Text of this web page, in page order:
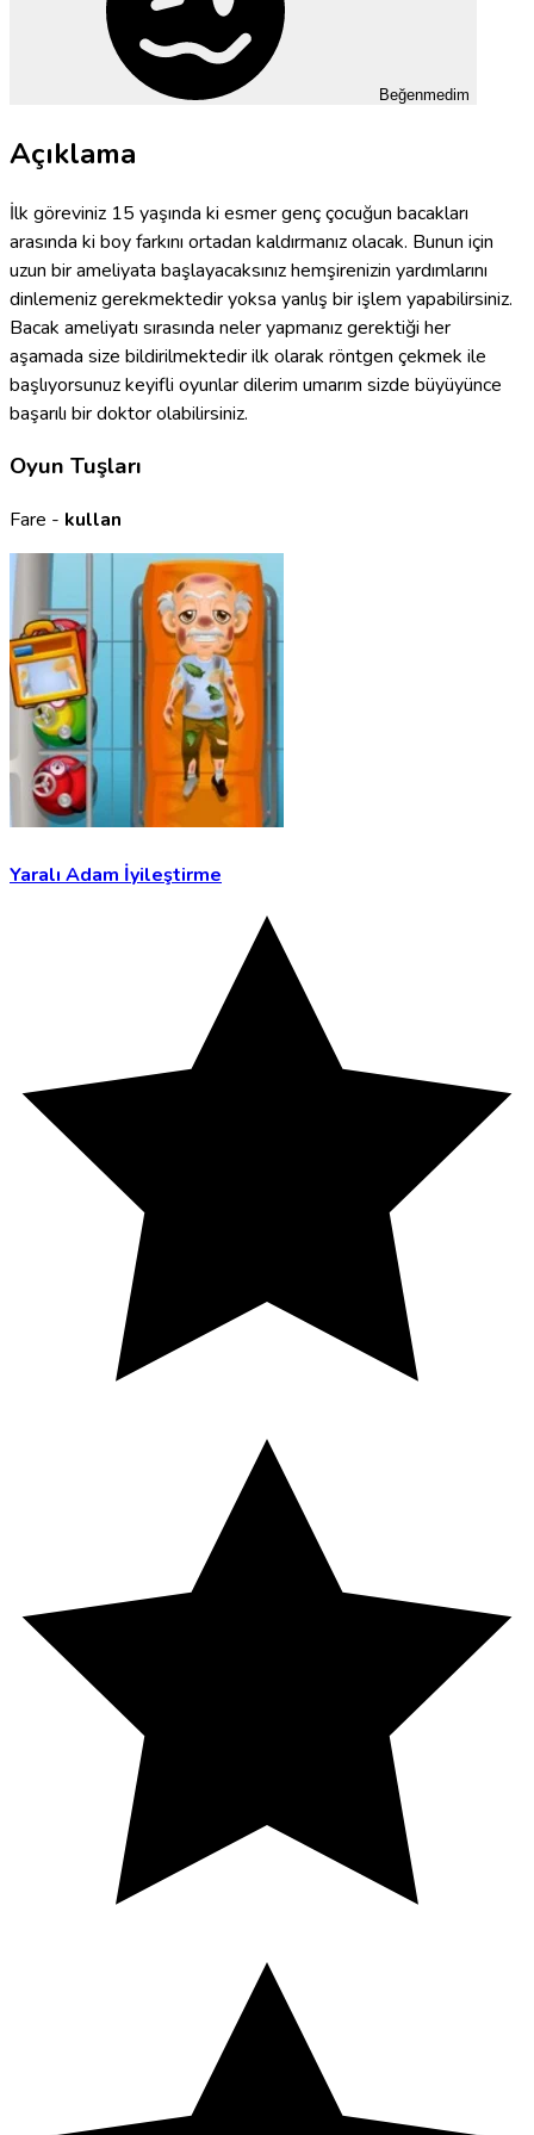
Beğenmedim
Açıklama
İlk göreviniz 15 yaşında ki esmer genç çocuğun bacakları
arasında ki boy farkını ortadan kaldırmanız olacak. Bunun için
uzun bir ameliyata başlayacaksınız hemşirenizin yardımlarını
dinlemeniz gerekmektedir yoksa yanlış bir işlem yapabilirsiniz.
Bacak ameliyatı sırasında neler yapmanız gerektiği her
aşamada size bildirilmektedir ilk olarak röntgen çekmek ile
başlıyorsunuz keyifli oyunlar dilerim umarım sizde büyüyünce
başarılı bir doktor olabilirsiniz.
Oyun Tuşları
Fare - kullan
Yaralı Adam İyileştirme